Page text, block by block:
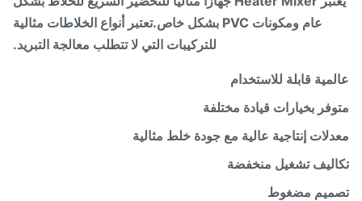
عام ومكونات PVC بشكل خاص.تعتبر أنواع الخلاطات مثالية
للتركيبات التي لا تتطلب معالجة التبريد.
قابلة للاستخدام
بخيارات قيادة مختلفة
إنتاجية عالية مع جودة خلط مثالية
تشغيل منخفضة
مضغوط